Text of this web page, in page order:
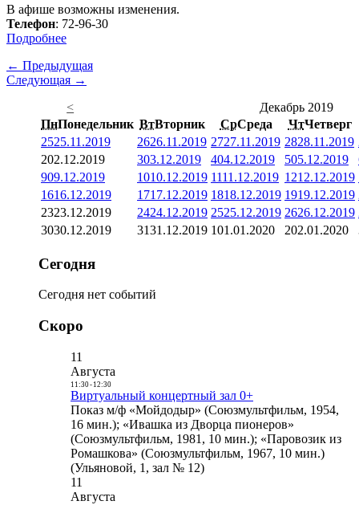
В афише возможны изменения.
Телефон: 72-96-30
Подробнее
← Предыдущая
Следующая →
<
Декабрь 2019
ПнПонедельник ВтВторник СрСреда ЧтЧетверг
2525.11.2019 2626.11.2019 2727.11.2019 2828.11.2019
202.12.2019 303.12.2019 404.12.2019 505.12.2019
909.12.2019 1010.12.2019 1111.12.2019 1212.12.2019
1616.12.2019 1717.12.2019 1818.12.2019 1919.12.2019
2323.12.2019 2424.12.2019 2525.12.2019 2626.12.2019
3030.12.2019 3131.12.2019 101.01.2020 202.01.2020
Сегодня
Сегодня нет событий
Скоро
11
Августа
11:30- 12:30
Виртуальный концертный зал 0+
Показ м/ф «Мойдодыр» (Союзмультфильм, 1954,
16 мин.); «Ивашка из Дворца пионеров»
(Союзмультфильм, 1981, 10 мин.); «Паровозик из
Ромашкова» (Союзмультфильм, 1967, 10 мин.)
(Ульяновой, 1, зал № 12)
11
Августа